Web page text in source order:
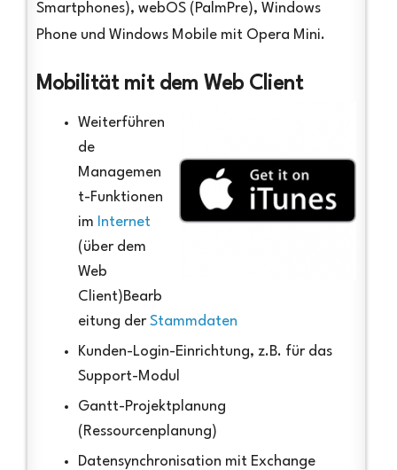
Smartphones), webOS (PalmPre), Windows
Phone und Windows Mobile mit Opera Mini.
Mobilität mit dem Web Client
Weiterführen
de
Managemen
t-Funktionen
im Internet
(über dem
Web
Client)Bearb
eitung der Stammdaten
Kunden-Login-Einrichtung, z.B. für das
Support-Modul
Gantt-Projektplanung
(Ressourcenplanung)
Datensynchronisation mit Exchange